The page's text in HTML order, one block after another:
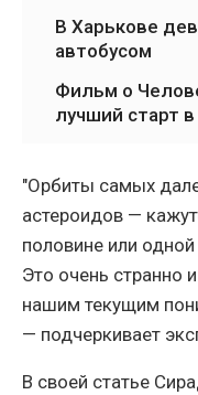
В Харькове
автобусом
Фильм о
лучший старт
"Орбиты самых
астероидов —
половине или
Это очень странно
нашим текущим
— подчеркивает
В своей статье